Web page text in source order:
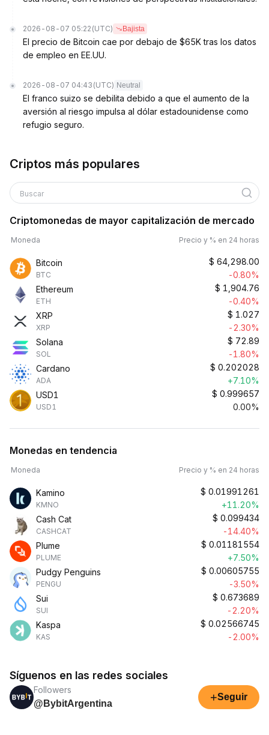
2026-08-07 05:22 (UTC) Bajista
El precio de Bitcoin cae por debajo de $65K tras los datos
de empleo en EE.UU.
2026-08-07 04:43 (UTC) Neutral
El franco suizo se debilita debido a que el aumento de la
aversión al riesgo impulsa al dólar estadounidense como
refugio seguro.
Criptos más populares
Buscar
Criptomonedas de mayor capitalización de mercado
Moneda Precio y % en 24 horas
Bitcoin
BTC
$ 64,298.00
-0.80%
Ethereum
ETH
$ 1,904.76
-0.40%
XRP
XRP
$ 1.027
-2.30%
Solana
SOL
$ 72.89
-1.80%
Cardano
ADA
$ 0.202028
+7.10%
USD1
USD1
$ 0.999657
0.00%
Monedas en tendencia
Moneda Precio y % en 24 horas
Kamino
KMNO
$ 0.01991261
+11.20%
Cash Cat
CASHCAT
$ 0.099434
-14.40%
Plume
PLUME
$ 0.01181554
+7.50%
Pudgy Penguins
PENGU
$ 0.00605755
-3.50%
Sui
SUI
$ 0.673689
-2.20%
Kaspa
KAS
$ 0.02566745
-2.00%
Síguenos en las redes sociales
Followers
@BybitArgentina
+Seguir